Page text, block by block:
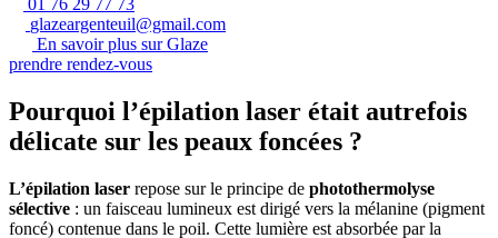
glazeargenteuil@gmail.com
En savoir plus sur Glaze
prendre rendez-vous
Pourquoi l’épilation laser était autrefois
délicate sur les peaux foncées ?
L’épilation laser repose sur le principe de photothermolyse
sélective : un faisceau lumineux est dirigé vers la mélanine (pigment
foncé) contenue dans le poil. Cette lumière est absorbée par la